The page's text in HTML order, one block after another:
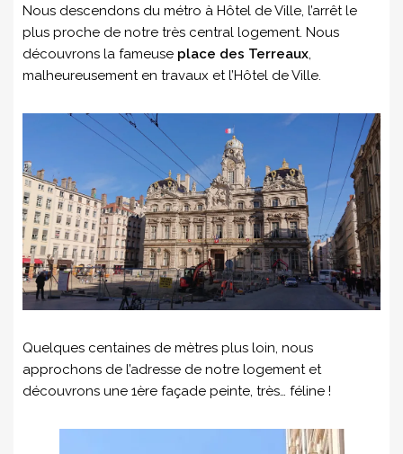
Nous descendons du métro à Hôtel de Ville, l’arrêt le
plus proche de notre très central logement. Nous
découvrons la fameuse place des Terreaux,
malheureusement en travaux et l’Hôtel de Ville.
Quelques centaines de mètres plus loin, nous
approchons de l’adresse de notre logement et
découvrons une 1ère façade peinte, très… féline !